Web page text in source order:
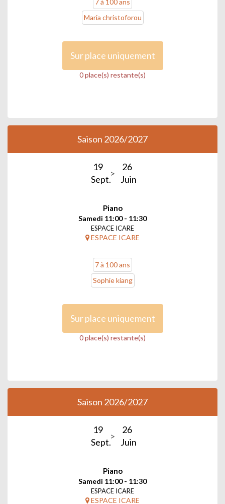
7 à 100 ans
Maria christoforou
Sur place uniquement
0 place(s) restante(s)
Saison 2026/2027
19
Sept.
26
Juin
Piano
Samedi 11:00 - 11:30
ESPACE ICARE
ESPACE ICARE
7 à 100 ans
Sophie kiang
Sur place uniquement
0 place(s) restante(s)
Saison 2026/2027
19
Sept.
26
Juin
Piano
Samedi 11:00 - 11:30
ESPACE ICARE
ESPACE ICARE